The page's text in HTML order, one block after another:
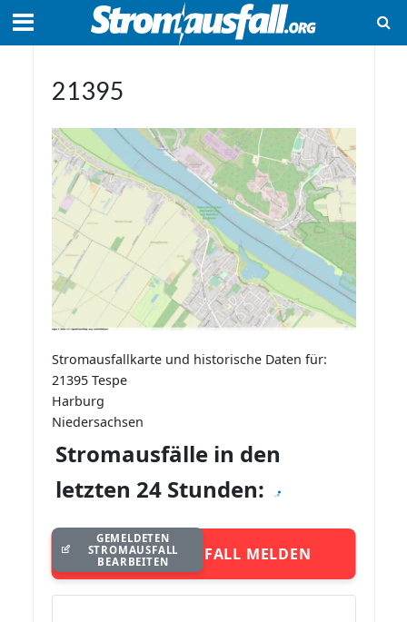
21395
Stromausfallkarte und historische Daten für:
21395 Tespe
Harburg
Niedersachsen
Stromausfälle in den
letzten 24 Stunden:
STROMAUSFALL MELDEN
GEMELDETEN
STROMAUSFALL
BEARBEITEN